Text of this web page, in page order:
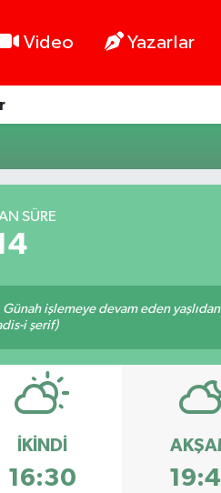
Video Yazarlar
SÜRE
işlemeye devam eden
i şerif)
İKINDI
16:30